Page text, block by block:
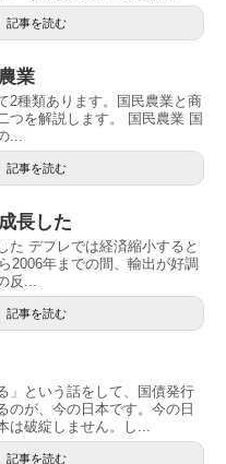
記事を読む
業
2種類あります。国民農業と商
つを解説します。 国民農業 国
...
記事を読む
長した
た デフレでは経済縮小すると
2006年までの間、輸出が好調
反...
記事を読む
」という話をして、国債発行
のが、今の日本です。今の日
は破綻しません。し...
記事を読む